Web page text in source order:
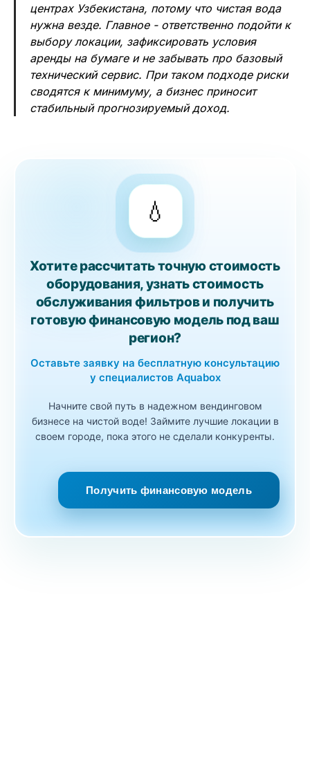
центрах Узбекистана, потому что чистая вода
нужна везде. Главное - ответственно подойти к
выбору локации, зафиксировать условия
аренды на бумаге и не забывать про базовый
технический сервис. При таком подходе риски
сводятся к минимуму, а бизнес приносит
стабильный прогнозируемый доход.
💧
Хотите рассчитать точную стоимость
оборудования, узнать стоимость
обслуживания фильтров и получить
готовую финансовую модель под ваш
регион?
Оставьте заявку на бесплатную консультацию
у специалистов Aquabox
Начните свой путь в надежном вендинговом
бизнесе на чистой воде! Займите лучшие локации в
своем городе, пока этого не сделали конкуренты.
Получить финансовую модель